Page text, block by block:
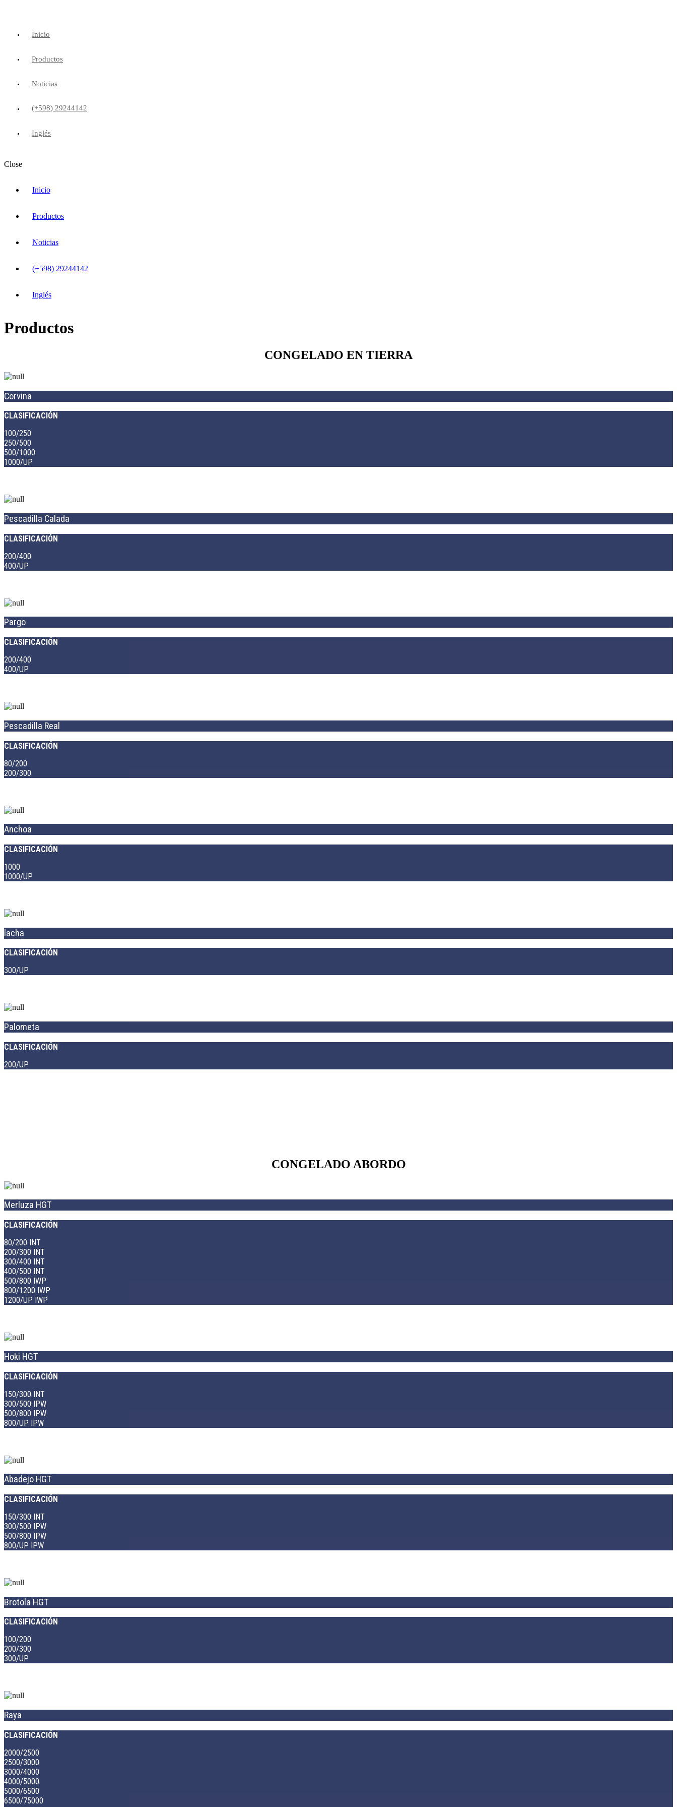
Inicio
Productos
Noticias
(+598) 29244142
Inglés
Close
Inicio
Productos
Noticias
(+598) 29244142
Inglés
Productos
CONGELADO EN TIERRA
Corvina
CLASIFICACIÓN
100/250
250/500
500/1000
1000/UP
Pescadilla Calada
CLASIFICACIÓN
200/400
400/UP
Pargo
CLASIFICACIÓN
200/400
400/UP
Pescadilla Real
CLASIFICACIÓN
80/200
200/300
Anchoa
CLASIFICACIÓN
1000
1000/UP
lacha
CLASIFICACIÓN
300/UP
Palometa
CLASIFICACIÓN
200/UP
CONGELADO ABORDO
Merluza HGT
CLASIFICACIÓN
80/200 INT
200/300 INT
300/400 INT
400/500 INT
500/800 IWP
800/1200 IWP
1200/UP IWP
Hoki HGT
CLASIFICACIÓN
150/300 INT
300/500 IPW
500/800 IPW
800/UP IPW
Abadejo HGT
CLASIFICACIÓN
150/300 INT
300/500 IPW
500/800 IPW
800/UP IPW
Brotola HGT
CLASIFICACIÓN
100/200
200/300
300/UP
Raya
CLASIFICACIÓN
2000/2500
2500/3000
3000/4000
4000/5000
5000/6500
6500/75000